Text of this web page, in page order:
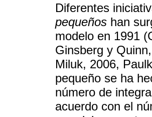
Diferentes
pequeños han
modelo en 1991
Ginsberg y
Miluk, 2006,
pequeño se ha
número de
acuerdo con el